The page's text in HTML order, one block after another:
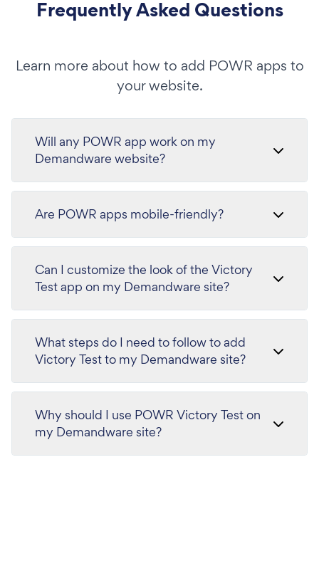
Frequently Asked Questions
Learn more about how to add POWR apps to
your website.
Will any POWR app work on my
Demandware website?
Are POWR apps mobile-friendly?
Can I customize the look of the Victory
Test app on my Demandware site?
What steps do I need to follow to add
Victory Test to my Demandware site?
Why should I use POWR Victory Test on
my Demandware site?